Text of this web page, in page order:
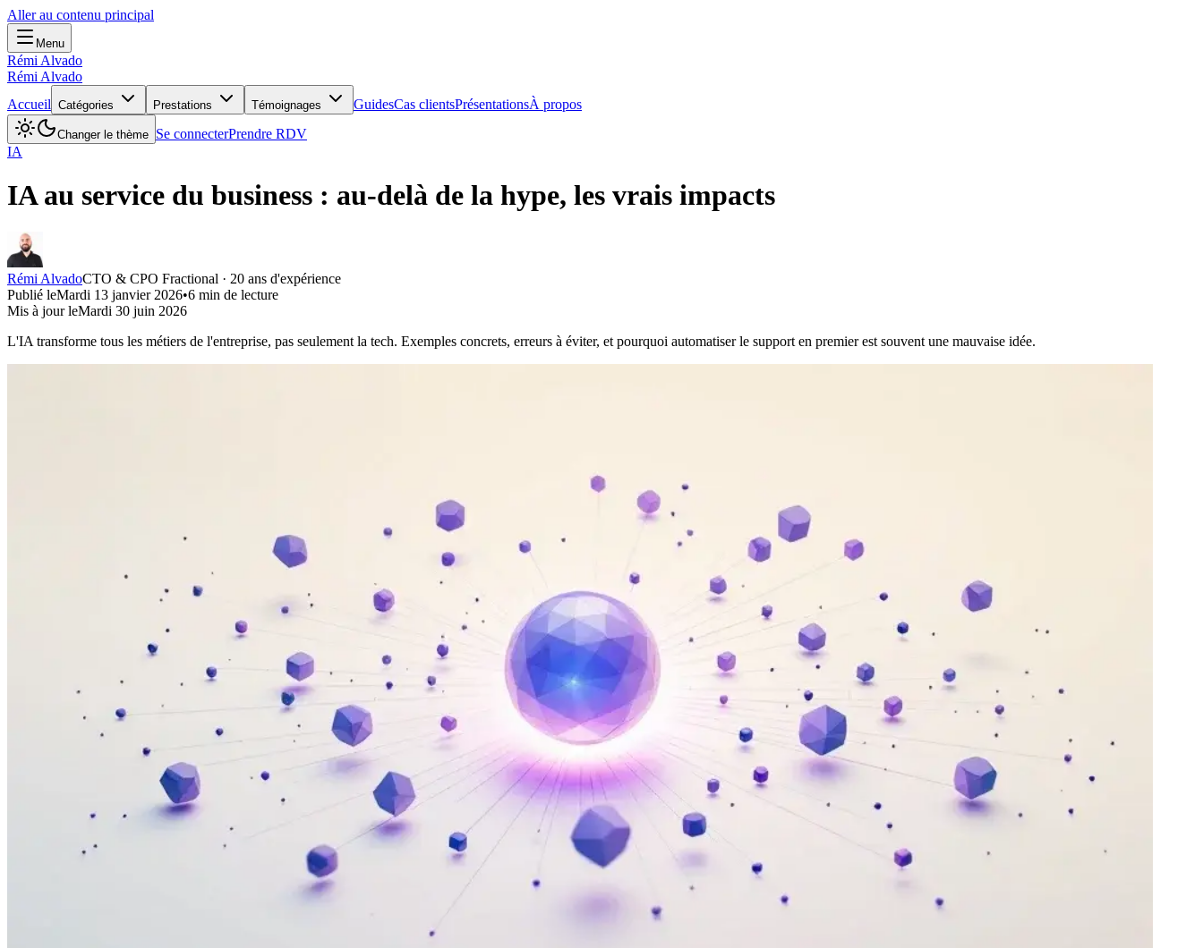
Aller au contenu principal
Menu
Rémi Alvado
Rémi Alvado
Accueil Catégories Prestations Témoignages GuidesCas clientsPrésentationsÀ propos
Changer le thème Se connecterPrendre RDV
IA
IA au service du business : au-delà de la hype, les vrais impacts
Rémi AlvadoCTO & CPO Fractional · 20 ans d'expérience
Publié leMardi 13 janvier 2026•6 min de lecture
Mis à jour leMardi 30 juin 2026
L'IA transforme tous les métiers de l'entreprise, pas seulement la tech. Exemples concrets, erreurs à éviter, et pourquoi automatiser le support en premier est souvent une mauvaise idée.